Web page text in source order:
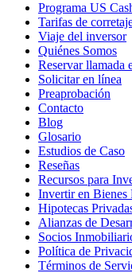
Programa US
Tarifas de
Viaje del inversor
Quiénes Somos
Reservar llamada
Solicitar en línea
Preaprobación
Contacto
Blog
Glosario
Estudios de Caso
Reseñas
Recursos para
Invertir en Bienes
Hipotecas
Alianzas de
Socios
Política de
Términos de